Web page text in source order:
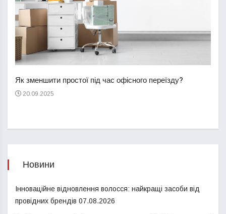
Як зменшити простої під час офісного переїзду?
20.09.2025
Новини
Інноваційне відновлення волосся: найкращі засоби від
провідних брендів 07.08.2026